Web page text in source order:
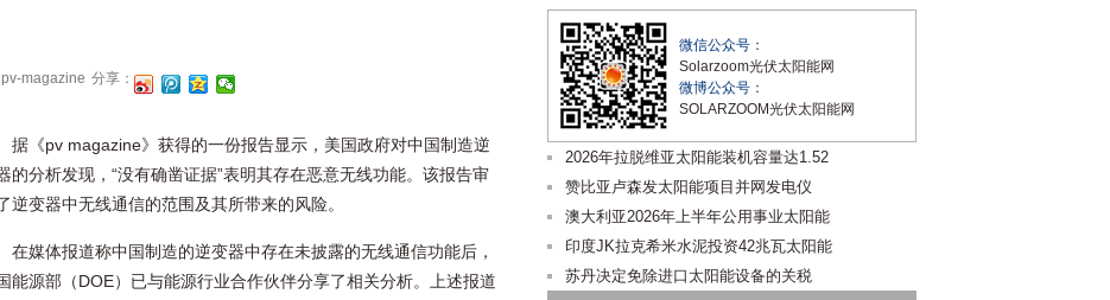
magazine 分享：
据《pv magazine》获得的一份报告显示，美国政府对中国制造逆
的分析发现，“没有确凿证据”表明其存在恶意无线功能。该报告审
逆变器中无线通信的范围及其所带来的风险。
在媒体报道称中国制造的逆变器中存在未披露的无线通信功能后，
能源部（DOE）已与能源行业合作伙伴分享了相关分析。上述报道
微信公众号：
Solarzoom光伏太阳能网
微博公众号：
SOLARZOOM光伏太阳能网
2026年拉脱维亚太阳能装机容量达1.52
赞比亚卢森发太阳能项目并网发电仪
澳大利亚2026年上半年公用事业太阳能
印度JK拉克希米水泥投资42兆瓦太阳能
苏丹决定免除进口太阳能设备的关税